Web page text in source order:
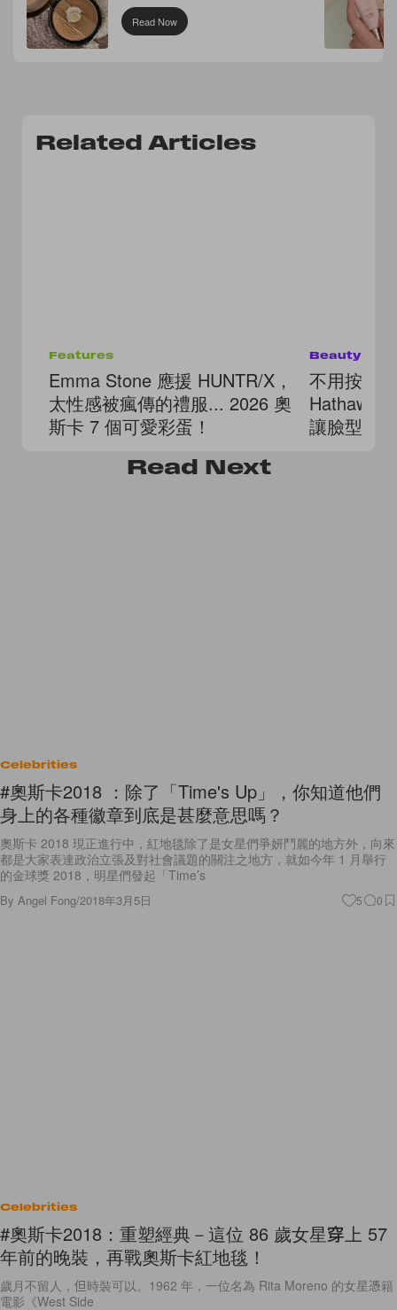
Read Now
Related Articles
Features
Emma Stone 應援 HUNTR/X，
太性感被瘋傳的禮服... 2026 奧
斯卡 7 個可愛彩蛋！
Beauty
不用按摩
Hathaway
讓臉型「
Read Next
Celebrities
#奧斯卡2018 ：除了「Time's Up」，你知道他們
身上的各種徽章到底是甚麼意思嗎？
奧斯卡 2018 現正進行中，紅地毯除了是女星們爭妍鬥麗的地方外，向來
都是大家表達政治立張及對社會議題的關注之地方，就如今年 1 月舉行
的金球獎 2018，明星們發起「Time’s
By Angel Fong/2018年3月5日 5 0
Celebrities
#奧斯卡2018：重塑經典－這位 86 歲女星穿上 57
年前的晚裝，再戰奧斯卡紅地毯！
歲月不留人，但時裝可以。1962 年，一位名為 Rita Moreno 的女星憑籍
電影《West Side